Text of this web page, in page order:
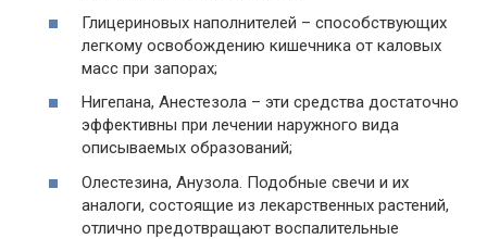
Глицериновых наполнителей – способствующих
легкому освобождению кишечника от каловых
масс при запорах;
Нигепана, Анестезола – эти средства достаточно
эффективны при лечении наружного вида
описываемых образований;
Олестезина, Анузола. Подобные свечи и их
аналоги, состоящие из лекарственных растений,
отлично предотвращают воспалительные